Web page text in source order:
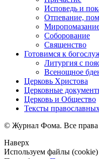
Исповедь и
Отпевание,
Соборование
Священство
Готовимся к
Литургия с
Всенощное
Церковь Христова
Церковные
Церковь и Общество
Тексты
© Журнал Фома. Все
Наверх
Используем файлы (cookie)